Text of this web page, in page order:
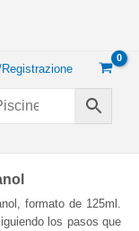
formato de 125ml.
los pasos que